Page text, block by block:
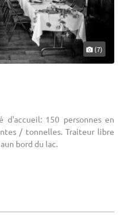
(7)
d'accueil: 150 personnes en
/ tonnelles. Traiteur libre
bord du lac.